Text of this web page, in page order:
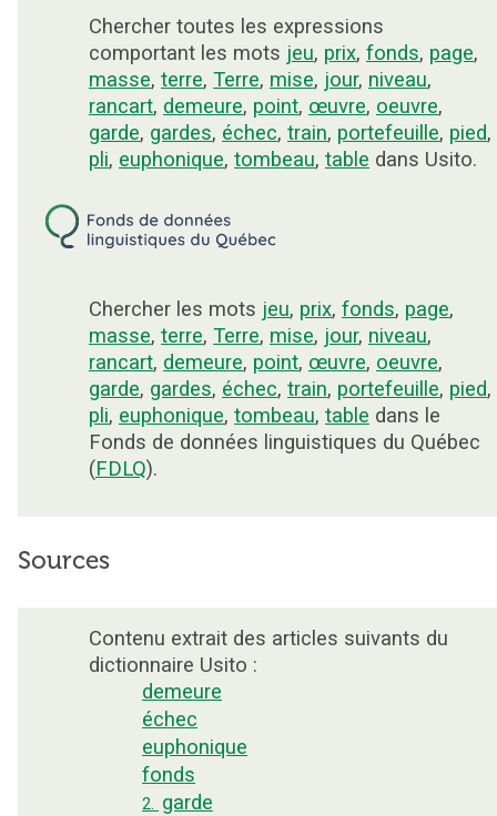
Chercher toutes les expressions
comportant les mots jeu, prix, fonds, page,
masse, terre, Terre, mise, jour, niveau,
rancart, demeure, point, œuvre, oeuvre,
garde, gardes, échec, train, portefeuille, pied,
pli, euphonique, tombeau, table dans Usito.
Chercher les mots jeu, prix, fonds, page,
masse, terre, Terre, mise, jour, niveau,
rancart, demeure, point, œuvre, oeuvre,
garde, gardes, échec, train, portefeuille, pied,
pli, euphonique, tombeau, table dans le
Fonds de données linguistiques du Québec
(FDLQ).
Sources
Contenu extrait des articles suivants du
dictionnaire Usito :
demeure
échec
euphonique
fonds
2. garde